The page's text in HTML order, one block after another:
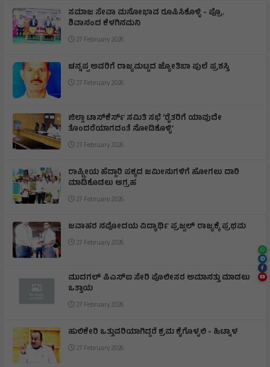
ಸಮಾಜ ಸೇವಾ ಮನೋಭಾವ ರೂಪಿಸಿಕೊಳ್ಳಿ - ಪ್ರೊ.
ಶಿವಾನಂದ ಕೆಳಗಿನಮನಿ
27 February 2026
ಚನ್ನಪ್ಪ ಅವರಿಗೆ ರಾಜ್ಯಮಟ್ಟದ ಜ್ಯೋತಿಬಾ ಪುಲೆ ಪ್ರಶಸ್ತಿ
27 February 2026
ಜಿಲ್ಲಾ ಟಾಸ್‌‌ಕೆರ್ಸ್ ಸಮಿತಿ ಸಭೆ ‘ರೈತರಿಗೆ ಯಾವುದೇ
ತೊಂದರೆಯಾಗದಂತೆ ನೋಡಿಕೊಳ್ಳಿ’
27 February 2026
ರಾಷ್ಟ್ರೀಯ ಹೆದ್ದಾರಿ ಪಕ್ಕದ ಜಮೀನುಗಳಿಗೆ ಹೋಗಲು ದಾರಿ
ಮಾಡಿಕೊಡಲು ಆಗ್ರಹ
27 February 2026
ಜವಾಹರ ನವೋದಯ ವಿದ್ಯಾರ್ಥಿ ಪ್ರಜ್ವಲ್ ರಾಜ್ಯಕ್ಕೆ ಪ್ರಥಮ
27 February 2026
ಮುದಗಲ್ ಪಿಎಸ್‌ಐ ಸೇರಿ ಪೊಲೀಸರ ಅಮಾನತ್ತು ಮಾಡಲು
ಒತ್ತಾಯ
27 February 2026
ಹುಲಿಕೇರಿ ಒತ್ತುವರಿಯಾಗಿದ್ದರೆ ಕ್ರಮ ಕೈಗೊಳ್ಳಲಿ - ಹಿಟ್ನಾಳ
27 February 2026